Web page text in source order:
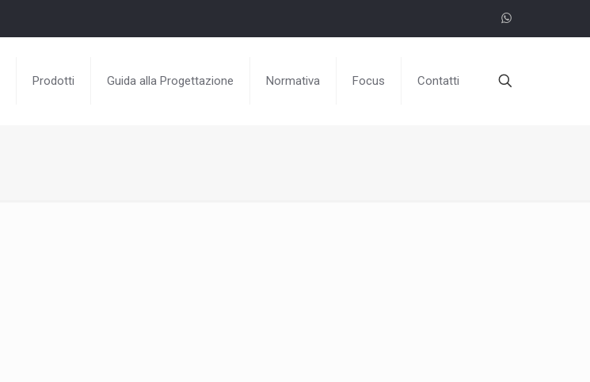
Prodotti Guida alla Progettazione Normativa Focus Contatti